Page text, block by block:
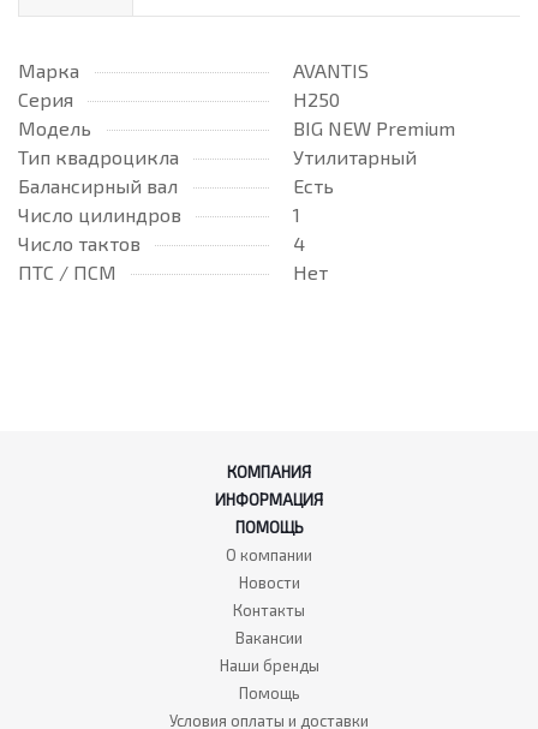
Марка
AVANTIS
Серия
H250
Модель
BIG NEW Premium
Тип квадроцикла
Утилитарный
Балансирный вал
Есть
Число цилиндров
1
Число тактов
4
ПТС / ПСМ
Нет
КОМПАНИЯ
ИНФОРМАЦИЯ
ПОМОЩЬ
О компании
Новости
Контакты
Вакансии
Наши бренды
Помощь
Условия оплаты и доставки